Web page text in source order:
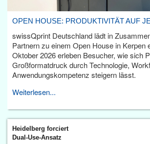
OPEN HOUSE: PRODUKTIVITÄT AUF
swissQprint Deutschland lädt in
Partnern zu einem Open House in Kerpen
Oktober 2026 erleben Besucher, wie sich
Großformatdruck durch Technologie,
Anwendungskompetenz steigern lässt.
Weiterlesen...
Heidelberg forciert
Dual-Use-Ansatz